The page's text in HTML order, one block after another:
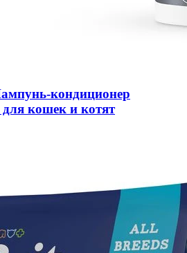
кондиционер
кошек и котят